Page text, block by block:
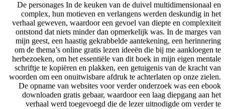
De
verhaal
mijn
om de
schriftje
woorden
De